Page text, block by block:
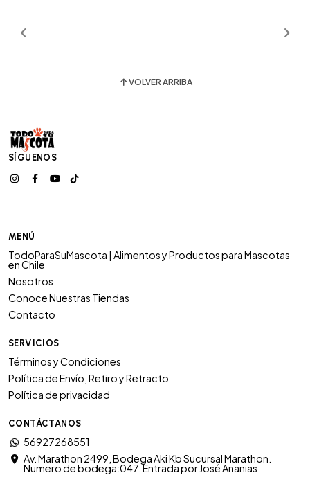
VOLVER ARRIBA
SÍGUENOS
MENÚ
TodoParaSuMascota | Alimentos y Productos para Mascotas
en Chile
Nosotros
Conoce Nuestras Tiendas
Contacto
SERVICIOS
Términos y Condiciones
Política de Envío, Retiro y Retracto
Política de privacidad
CONTÁCTANOS
56927268551
Av. Marathon 2499, Bodega Aki Kb Sucursal Marathon.
Numero de bodega:047. Entrada por José Ananias